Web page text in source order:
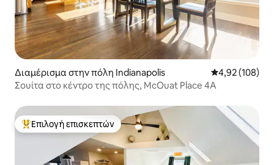
Διαμέρισμα στην πόλη Indianapolis Μέση
4,92 (108)
Σουίτα στο κέντρο της πόλης, McOuat Place 4A
Κορυφαία επιλογή επισκεπτών
Επιλογή επισκεπτών